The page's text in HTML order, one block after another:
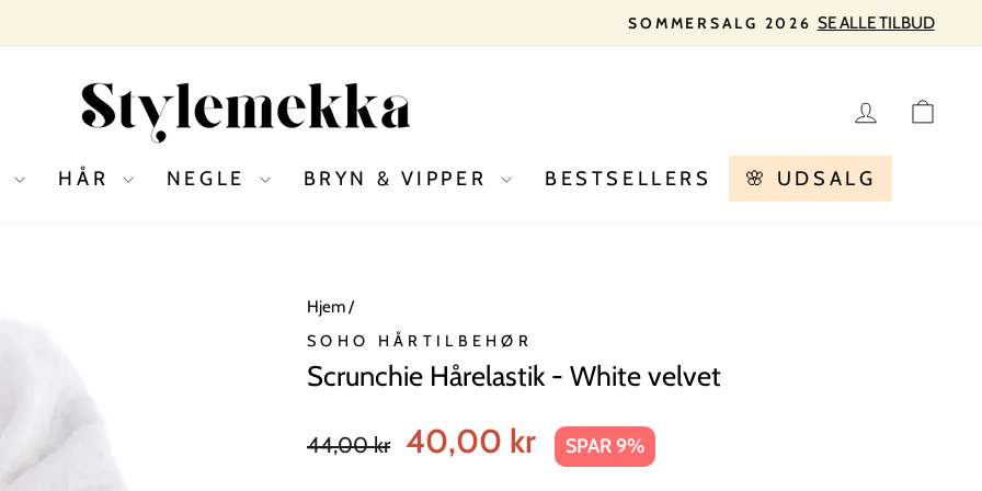
Pause
slideshow
LOG
HÅR NEGLE BRYN & VIPPER BESTSELLERS 🌸 UDSALG
Hjem/
SOHO HÅRTILBEHØR
Scrunchie Hårelastik - White velvet
pris
44,00 kr
Tilbudspris
40,00 kr SPAR 9%